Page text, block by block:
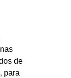
de
para